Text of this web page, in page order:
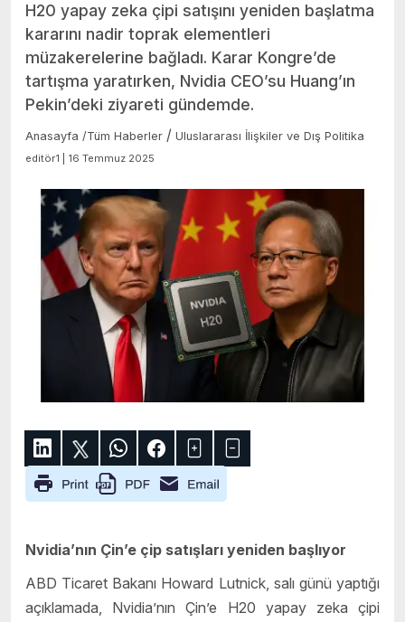
H20 yapay zeka çipi satışını yeniden başlatma
kararını nadir toprak elementleri
müzakerelerine bağladı. Karar Kongre’de
tartışma yaratırken, Nvidia CEO’su Huang’ın
Pekin’deki ziyareti gündemde.
Anasayfa /Tüm Haberler / Uluslararası İlişkiler ve Dış Politika
editör1 | 16 Temmuz 2025
Nvidia’nın Çin’e çip satışları yeniden başlıyor
ABD Ticaret Bakanı Howard Lutnick, salı günü yaptığı
açıklamada, Nvidia’nın Çin’e H20 yapay zeka çipi